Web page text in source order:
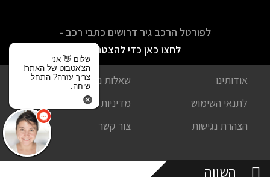
לפורטל הרכב גיר דרושים כתבי רכב -
לחצו כאן כדי להצטרף
אודותינו
שאלות נפוצות
לתנאי השימוש
מדיניות פרטיות
הצהרת נגישות
צור קשר
השווה
שלום 👋 אני
הצ'אטבוט של האתר!
צריך עזרה? התחל
שיחה.